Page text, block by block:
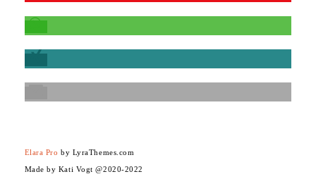
Elara Pro by LyraThemes.com
Made by Kati Vogt @2020-2022